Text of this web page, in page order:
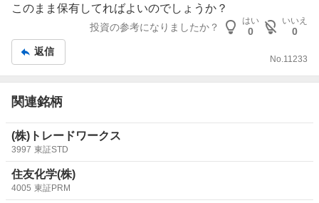
このまま保有してればよいのでしょうか？
投資の参考になりましたか？
はい
0
いいえ
0
返信
No. 11233
関連銘柄
(株)トレードワークス
3997 東証STD
住友化学(株)
4005 東証PRM